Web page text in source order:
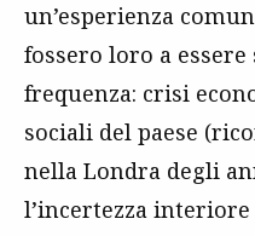
un’esperienza
fossero loro a
frequenza: crisi
sociali del paese
nella Londra degli
l’incertezza